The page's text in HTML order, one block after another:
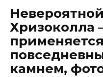
Хризоколла
камнем,